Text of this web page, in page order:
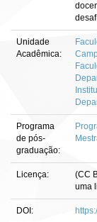
Unidade
Acadêmica:
Programa
de pós-
graduação:
Licença:
(CC
uma
DOI: